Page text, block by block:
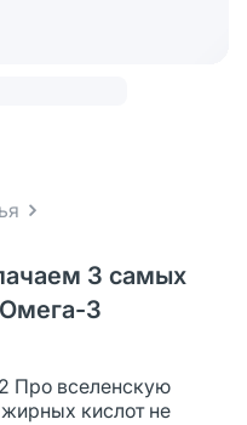
3 самых
3
Про вселенскую
кислот не